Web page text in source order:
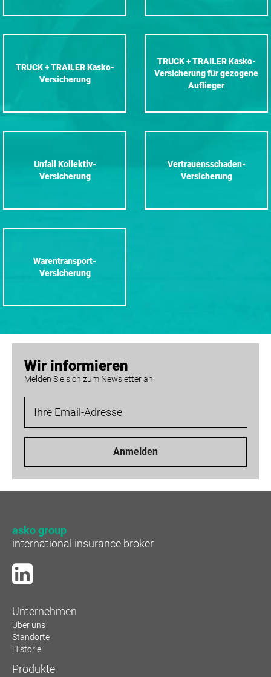
TRUCK + TRAILER Kasko-
Versicherung
TRUCK + TRAILER Kasko-
Versicherung für gezogene
Auflieger
Unfall Kollektiv-
Versicherung
Vertrauensschaden-
Versicherung
Warentransport-
Versicherung
Wir informieren
Melden Sie sich zum Newsletter an.
Anmelden
asko group
international insurance broker
Unternehmen
Über uns
Standorte
Historie
Produkte